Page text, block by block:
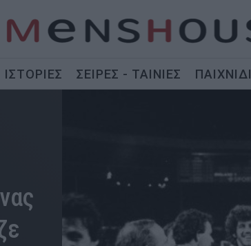
ΙΣΤΟΡΙΕΣ ΣΕΙΡΕΣ - ΤΑΙΝΙΕΣ